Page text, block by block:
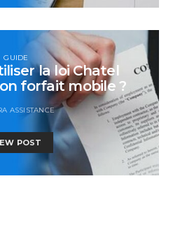
GUIDE
la loi Chatel
forfait mobile ?
ASSISTANCE
POST